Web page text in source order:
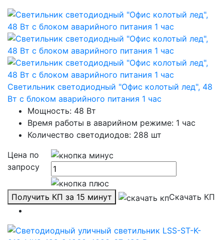
Светильник светодиодный "Офис колотый лед", 48
Вт с блоком аварийного питания 1 час
Мощность: 48 Вт
Время работы в аварийном режиме: 1 час
Количество светодиодов: 288 шт
Цена по
запросу
Получить КП за 15 минут Скачать КП